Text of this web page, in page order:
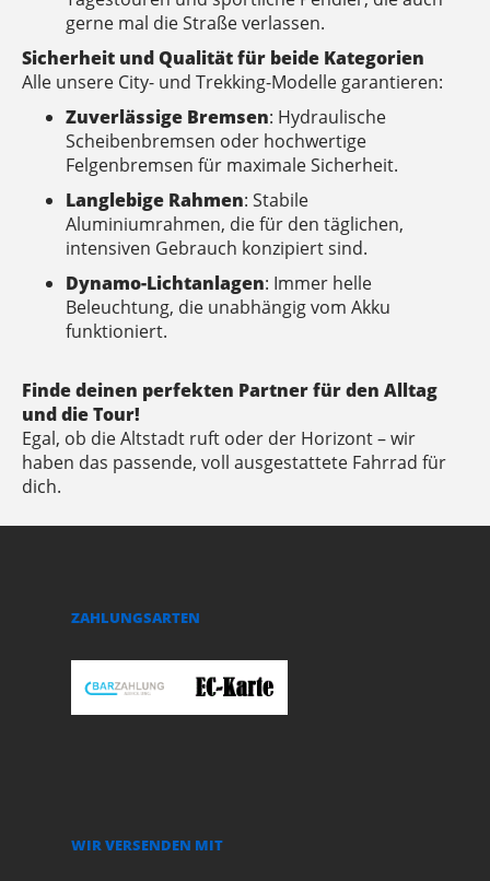
gerne mal die Straße verlassen.
Sicherheit und Qualität für beide Kategorien
Alle unsere City- und Trekking-Modelle garantieren:
Zuverlässige Bremsen: Hydraulische
Scheibenbremsen oder hochwertige
Felgenbremsen für maximale Sicherheit.
Langlebige Rahmen: Stabile
Aluminiumrahmen, die für den täglichen,
intensiven Gebrauch konzipiert sind.
Dynamo-Lichtanlagen: Immer helle
Beleuchtung, die unabhängig vom Akku
funktioniert.
Finde deinen perfekten Partner für den Alltag
und die Tour!
Egal, ob die Altstadt ruft oder der Horizont – wir
haben das passende, voll ausgestattete Fahrrad für
dich.
ZAHLUNGSARTEN
WIR VERSENDEN MIT